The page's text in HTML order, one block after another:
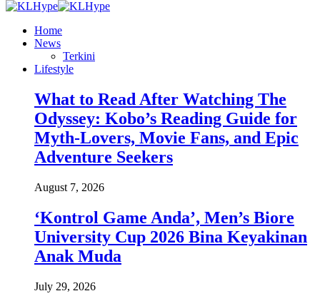
Home
News
Terkini
Lifestyle
What to Read After Watching The
Odyssey: Kobo’s Reading Guide for
Myth-Lovers, Movie Fans, and Epic
Adventure Seekers
August 7, 2026
‘Kontrol Game Anda’, Men’s Biore
University Cup 2026 Bina Keyakinan
Anak Muda
July 29, 2026